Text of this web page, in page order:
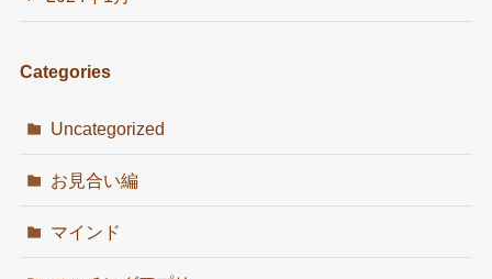
Categories
Uncategorized
お見合い編
マインド